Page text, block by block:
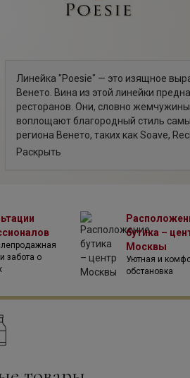
Линейка "Poesie" — это изящное
Венето. Вина из этой линейки
ресторанов. Они, словно
воплощают благородный стиль
региона Венето, таких как Soave,
Valpolicella, Amarone della
Раскрыть
забота о
бутика –
Москвы
Уютная и
обстановка